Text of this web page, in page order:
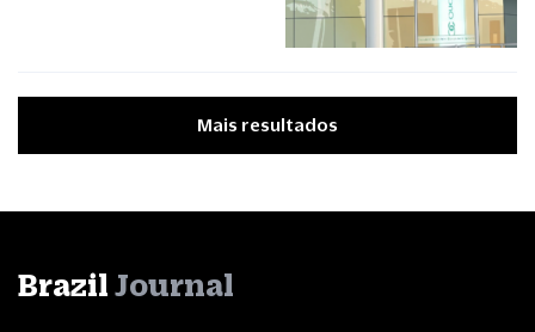
Mais resultados
Brazil Journal